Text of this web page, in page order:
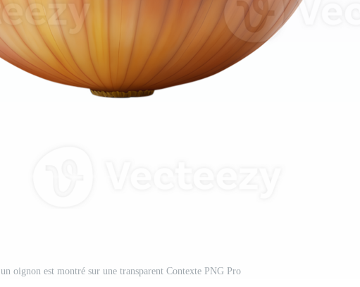
un oignon est montré sur une transparent Contexte PNG Pro